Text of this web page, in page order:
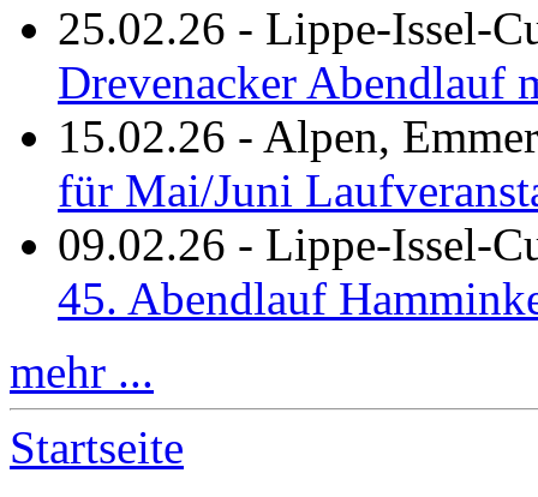
25.02.26 - Lippe-Issel-
Drevenacker Abendlauf
15.02.26 - Alpen,
für Mai/Juni
09.02.26 - Lippe-Issel-
45. Abendlauf
mehr ...
Startseite